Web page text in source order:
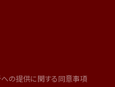
の提供に関する同意事項